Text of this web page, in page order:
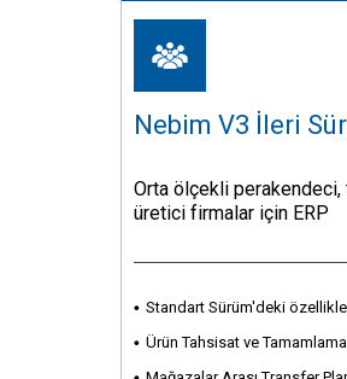
Nebim V3 İleri
Orta ölçekli perakendeci,
üretici firmalar için ERP
Standart Sürüm'deki
Ürün Tahsisat ve Tamamlama